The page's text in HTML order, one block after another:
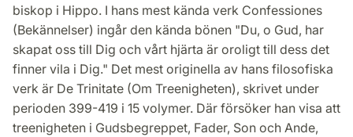
biskop i Hippo. I hans mest kända verk Confessiones
(Bekännelser) ingår den kända bönen "Du, o Gud, har
skapat oss till Dig och vårt hjärta är oroligt till dess det
finner vila i Dig." Det mest originella av hans filosofiska
verk är De Trinitate (Om Treenigheten), skrivet under
perioden 399-419 i 15 volymer. Där försöker han visa att
treenigheten i Gudsbegreppet, Fader, Son och Ande,